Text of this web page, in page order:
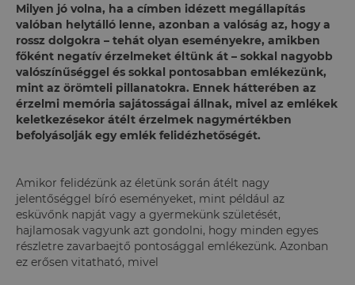
Milyen jó volna, ha a címben idézett megállapítás
valóban helytálló lenne, azonban a valóság az, hogy a
rossz dolgokra – tehát olyan eseményekre, amikben
főként negatív érzelmeket éltünk át – sokkal nagyobb
valószínűséggel és sokkal pontosabban emlékezünk,
mint az örömteli pillanatokra. Ennek hátterében az
érzelmi memória sajátosságai állnak, mivel az emlékek
keletkezésekor átélt érzelmek nagymértékben
befolyásolják egy emlék felidézhetőségét.
Amikor felidézünk az életünk során átélt nagy
jelentőséggel bíró eseményeket, mint például az
esküvőnk napját vagy a gyermekünk születését,
hajlamosak vagyunk azt gondolni, hogy minden egyes
részletre zavarbaejtő pontosággal emlékezünk. Azonban
ez erősen vitatható, mivel